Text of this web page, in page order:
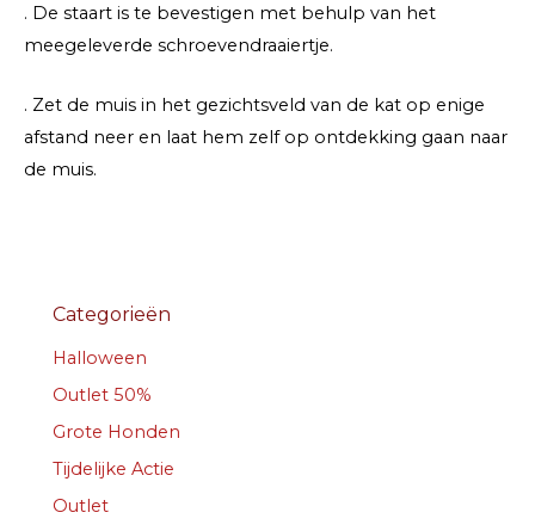
. De staart is te bevestigen met behulp van het
meegeleverde schroevendraaiertje.
. Zet de muis in het gezichtsveld van de kat op enige
afstand neer en laat hem zelf op ontdekking gaan naar
de muis.
Categorieën
Halloween
Outlet 50%
Grote Honden
Tijdelijke Actie
Outlet